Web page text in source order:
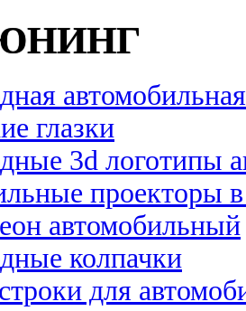
глазки
3d логотипы
проекторы
автомобильный
колпачки
для